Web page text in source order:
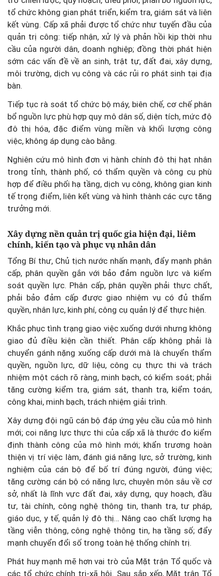
tổ chức không gian phát triển, kiểm tra, giám sát và liên
kết vùng. Cấp xã phải được tổ chức như tuyến đầu của
quản trị công: tiếp nhận, xử lý và phản hồi kịp thời nhu
cầu của người dân, doanh nghiệp; đồng thời phát hiện
sớm các vấn đề về an sinh, trật tự, đất đai, xây dựng,
môi trường, dịch vụ công và các rủi ro phát sinh tại địa
bàn.
Tiếp tục rà soát tổ chức bộ máy, biên chế, cơ chế phân
bổ nguồn lực phù hợp quy mô dân số, diện tích, mức độ
đô thị hóa, đặc điểm vùng miền và khối lượng công
việc, không áp dụng cào bằng.
Nghiên cứu mô hình đơn vị hành chính đô thị hạt nhân
trong tỉnh, thành phố, có thẩm quyền và công cụ phù
hợp để điều phối hạ tầng, dịch vụ công, không gian kinh
tế trọng điểm, liên kết vùng và hình thành các cực tăng
trưởng mới.
Xây dựng nền quản trị quốc gia hiện đại, liêm
chính, kiến tạo và phục vụ nhân dân
Tổng Bí thư, Chủ tịch nước nhấn mạnh, đẩy mạnh phân
cấp, phân quyền gắn với bảo đảm nguồn lực và kiểm
soát quyền lực. Phân cấp, phân quyền phải thực chất,
phải bảo đảm cấp được giao nhiệm vụ có đủ thẩm
quyền, nhân lực, kinh phí, công cụ quản lý để thực hiện.
Khắc phục tình trạng giao việc xuống dưới nhưng không
giao đủ điều kiện cần thiết. Phân cấp không phải là
chuyển gánh nặng xuống cấp dưới mà là chuyển thẩm
quyền, nguồn lực, dữ liệu, công cụ thực thi và trách
nhiệm một cách rõ ràng, minh bạch, có kiểm soát; phải
tăng cường kiểm tra, giám sát, thanh tra, kiểm toán,
công khai, minh bạch, trách nhiệm giải trình.
Xây dựng đội ngũ cán bộ đáp ứng yêu cầu của mô hình
mới; coi năng lực thực thi của cấp xã là thước đo kiểm
định thành công của mô hình mới; khẩn trương hoàn
thiện vị trí việc làm, đánh giá năng lực, sở trường, kinh
nghiệm của cán bộ để bố trí đúng người, đúng việc;
tăng cường cán bộ có năng lực, chuyên môn sâu về cơ
sở, nhất là lĩnh vực đất đai, xây dựng, quy hoạch, đầu
tư, tài chính, công nghệ thông tin, thanh tra, tư pháp,
giáo dục, y tế, quản lý đô thị… Nâng cao chất lượng hạ
tầng viễn thông, công nghệ thông tin, hạ tầng số; đẩy
mạnh chuyển đổi số trong toàn hệ thống chính trị.
Phát huy mạnh mẽ hơn vai trò của Mặt trận Tổ quốc và
các tổ chức chính trị-xã hội. Sau sắp xếp, Mặt trận Tổ